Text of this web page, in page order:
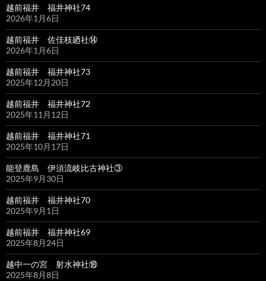
越前福井 福井神社74
2026年1月6日
越前福井 佐佳枝廼社⑭
2026年1月6日
越前福井 福井神社73
2025年12月20日
越前福井 福井神社72
2025年11月12日
越前福井 福井神社71
2025年10月17日
能登鹿島 伊須流岐比古神社③
2025年9月30日
越前福井 福井神社70
2025年9月1日
越前福井 福井神社69
2025年8月24日
越中一の宮 射水神社⑱
2025年8月8日